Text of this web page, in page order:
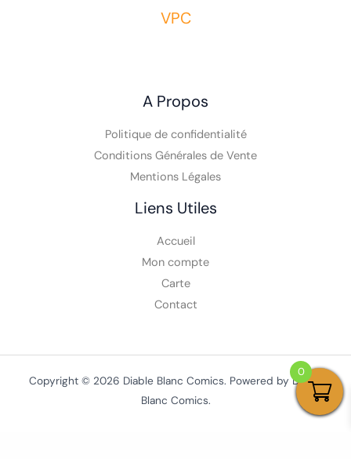
VPC
A Propos
Politique de confidentialité
Conditions Générales de Vente
Mentions Légales
Liens Utiles
Accueil
Mon compte
Carte
Contact
Copyright © 2026 Diable Blanc Comics. Powered by Diable
Blanc Comics.
0